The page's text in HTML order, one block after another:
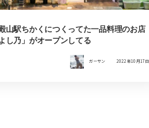
山駅ちかくにつくってた一品料理のお店
よし乃」がオープンしてる
ガーサン 2022年10月17日